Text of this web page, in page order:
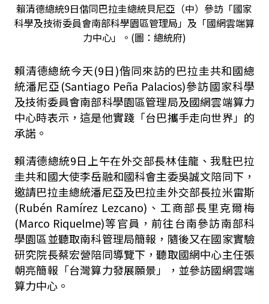
賴清德總統9日偕同巴拉圭總統貝尼亞（中）參訪「國家
科學及技術委員會南部科學園區管理局」及「國網雲端算
力中心」。(圖：總統府)
賴清德總統今天(9日)偕同來訪的巴拉圭共和國總
統潘尼亞(Santiago Peña Palacios)參訪國家科學
及技術委員會南部科學園區管理局及國網雲端算力
中心時表示，這是他實踐「台巴攜手走向世界」的
承諾。
賴清德總統9日上午在外交部長林佳龍、我駐巴拉
圭共和國大使李岳融和國科會主委吳誠文陪同下，
邀請巴拉圭總統潘尼亞及巴拉圭外交部長拉米雷斯
(Rubén Ramírez Lezcano) 、工商部長里克爾梅
(Marco Riquelme)等官員，前往台南參訪南部科
學園區並聽取南科管理局簡報，隨後又在國家實驗
研究院長蔡宏營陪同導覽下，聽取國網中心主任張
朝亮簡報「台灣算力發展願景」，並參訪國網雲端
算力中心。